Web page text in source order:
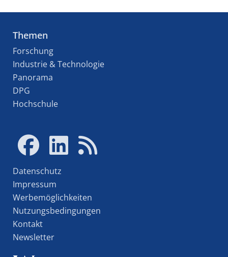
Themen
Forschung
Industrie & Technologie
Panorama
DPG
Hochschule
Datenschutz
Impressum
Werbemöglichkeiten
Nutzungsbedingungen
Kontakt
Newsletter